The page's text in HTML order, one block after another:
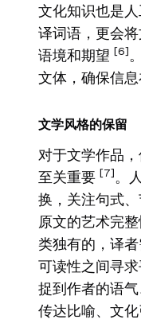
文化知识也是
译词语，更会
语境和期望 [6]
文体，确保信息
文学风格的保留
对于文学作品
至关重要 [7] 。
换，关注句式
原文的艺术完
类独有的，译
可读性之间寻
捉到作者的语
传达比喻、文